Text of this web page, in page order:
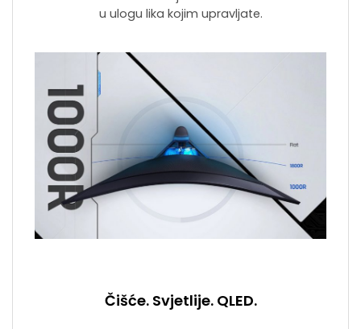
u ulogu lika kojim upravljate.
Čišće. Svjetlije. QLED.